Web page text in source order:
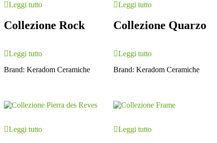
Leggi tutto
Collezione Rock
Leggi tutto
Brand: Keradom Ceramiche
Leggi tutto
Collezione Quarzo
Leggi tutto
Brand: Keradom Ceramiche
Leggi tutto Leggi tutto